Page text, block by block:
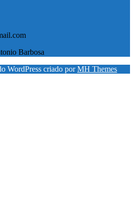
Barbosa
WordPress criado porMH Themes